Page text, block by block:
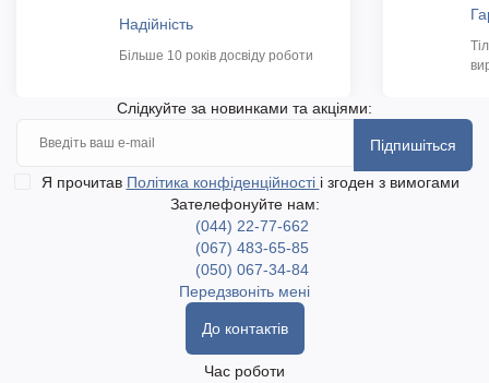
Надійність
Більше 10 років досвіду роботи
Слідкуйте за новинками та акціями:
Підпишіться
Я прочитав Політика конфіденційності і згоден з вимогами
Зателефонуйте нам:
(044) 22-77-662
(067) 483-65-85
(050) 067-34-84
Передзвоніть мені
До контактів
Час роботи